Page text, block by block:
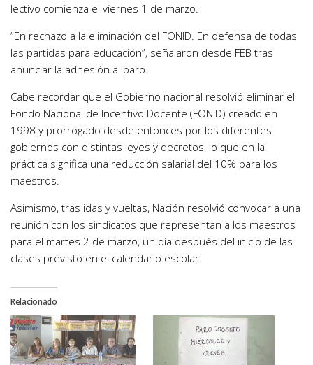
lectivo comienza el viernes 1 de marzo.
“En rechazo a la eliminación del FONID. En defensa de todas
las partidas para educación”, señalaron desde FEB tras
anunciar la adhesión al paro.
Cabe recordar que el Gobierno nacional resolvió eliminar el
Fondo Nacional de Incentivo Docente (FONID) creado en
1998 y prorrogado desde entonces por los diferentes
gobiernos con distintas leyes y decretos, lo que en la
práctica significa una reducción salarial del 10% para los
maestros.
Asimismo, tras idas y vueltas, Nación resolvió convocar a una
reunión con los sindicatos que representan a los maestros
para el martes 2 de marzo, un día después del inicio de las
clases previsto en el calendario escolar.
Relacionado